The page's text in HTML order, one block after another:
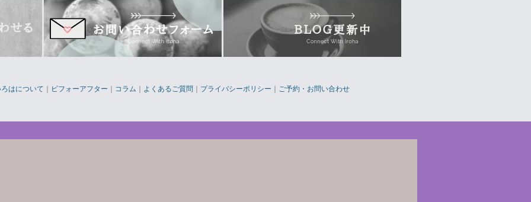
ろはについて ｜ ビフォーアフター ｜ コラム ｜ よくあるご質問 ｜ プライバシーポリシー ｜ ご予約・お問い合わせ